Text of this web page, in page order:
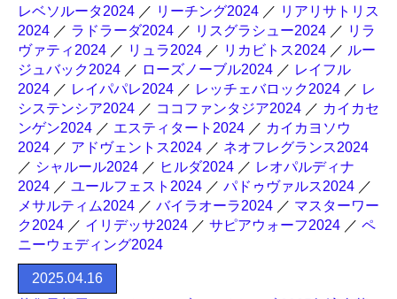
レベソルータ2024 ／ リーチング2024 ／ リアリサトリス
2024 ／ ラドラーダ2024 ／ リスグラシュー2024 ／ リラ
ヴァティ2024 ／ リュラ2024 ／ リカビトス2024 ／ ルー
ジュバック2024 ／ ローズノーブル2024 ／ レイフル
2024 ／ レイパパレ2024 ／ レッチェバロック2024 ／ レ
システンシア2024 ／ ココファンタジア2024 ／ カイカセ
ンゲン2024 ／ エスティタート2024 ／ カイカヨソウ
2024 ／ アドヴェントス2024 ／ ネオフレグランス2024
／ シャルール2024 ／ ヒルダ2024 ／ レオパルディナ
2024 ／ ユールフェスト2024 ／ パドゥヴァルス2024 ／
メサルティム2024 ／ バイラオーラ2024 ／ マスターワー
ク2024 ／ イリデッサ2024 ／ サピアウォーフ2024 ／ ペ
ニーウェディング2024
2025.04.16